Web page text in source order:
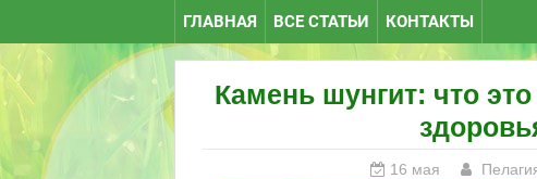
ГЛАВНАЯ ВСЕ СТАТЬИ КОНТАКТЫ
Камень шунгит: что
16 мая